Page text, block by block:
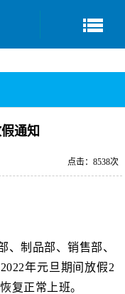
通知
点击：8538次
、制品部、销售部、
年元旦期间放假2
复正常上班。